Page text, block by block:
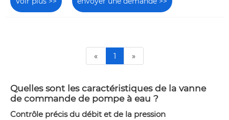
« 1 »
Quelles sont les caractéristiques de la vanne
de commande de pompe à eau ?
Contrôle précis du débit et de la pression